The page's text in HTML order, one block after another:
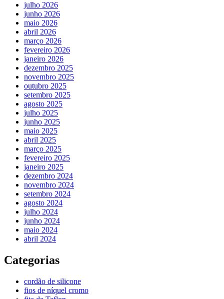
julho 2026
junho 2026
maio 2026
abril 2026
março 2026
fevereiro 2026
janeiro 2026
dezembro 2025
novembro 2025
outubro 2025
setembro 2025
agosto 2025
julho 2025
junho 2025
maio 2025
abril 2025
março 2025
fevereiro 2025
janeiro 2025
dezembro 2024
novembro 2024
setembro 2024
agosto 2024
julho 2024
junho 2024
maio 2024
abril 2024
Categorias
cordão de silicone
fios de níquel cromo